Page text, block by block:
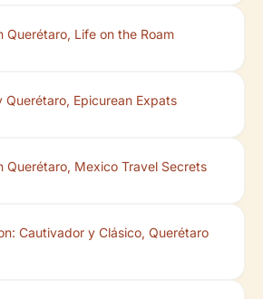
Querétaro, Life on the Roam
Querétaro, Epicurean Expats
Querétaro, Mexico Travel Secrets
Cautivador y Clásico, Querétaro